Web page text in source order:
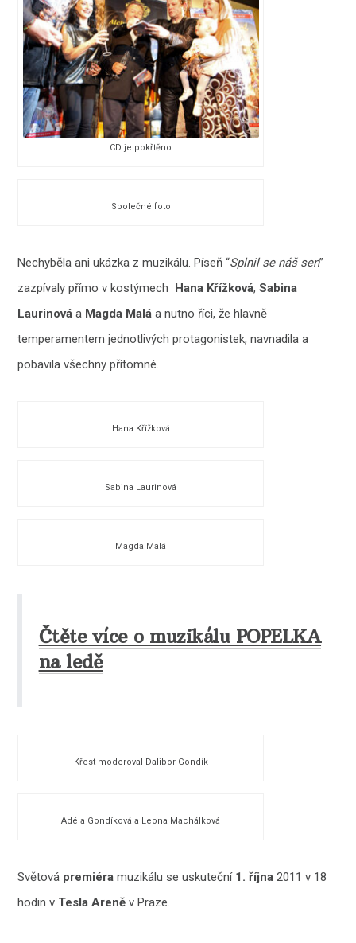
CD je pokřtěno
Společné foto
Nechyběla ani ukázka z muzikálu. Píseň “Splnil se náš sen”
zazpívaly přímo v kostýmech Hana Křížková,Sabina
Laurinová a Magda Malá a nutno říci, že hlavně
temperamentem jednotlivých protagonistek, navnadila a
pobavila všechny přítomné.
Hana Křížková
Sabina Laurinová
Magda Malá
Čtěte více o muzikálu POPELKA
na ledě
Křest moderoval Dalibor Gondík
Adéla Gondíková a Leona Machálková
Světová premiéramuzikálu se uskuteční1. října2011 v 18
hodin v Tesla Areně v Praze.